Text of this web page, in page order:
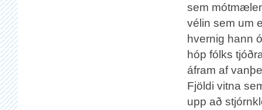
sem
vélin sem um
hvernig hann
hóp fólks
áfram af
Fjöldi vitna
upp að